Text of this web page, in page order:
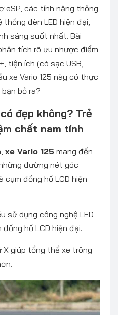
eSP, các tính năng thông
đèn LED hiện đại,
sáng suốt nhất. Bài
tích rõ ưu nhược điểm
tiện ích (có sạc USB,
xe Vario 125 này có thực
bỏ ra?
có đẹp không? Trẻ
chất nam tính
xe Vario 125 mang đến
đường nét góc
cụm đồng hồ LCD hiện
sử dụng công nghệ LED
hồ LCD hiện đại.
X giúp tổng thể xe trông